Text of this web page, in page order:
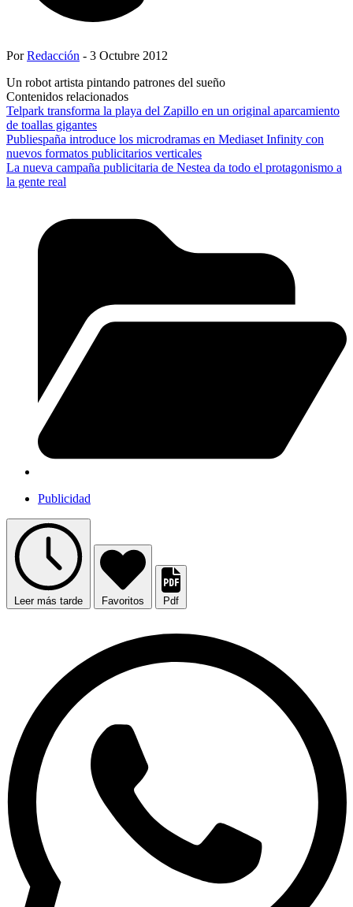
PorRedacción - 3 Octubre 2012
Un robot artista pintando patrones del sueño
Contenidos relacionados
Telpark transforma la playa del Zapillo en un original aparcamiento
de toallas gigantes
Publiespaña introduce los microdramas en Mediaset Infinity con
nuevos formatos publicitarios verticales
La nueva campaña publicitaria de Nestea da todo el protagonismo a
la gente real
Publicidad
Leer más tarde Favoritos Pdf